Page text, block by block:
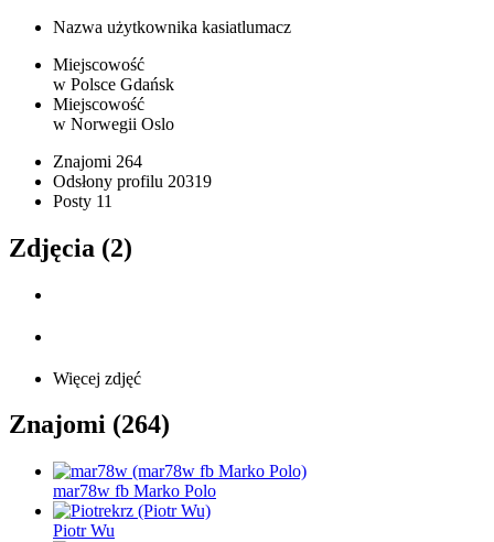
Nazwa użytkownika kasiatlumacz
Miejscowość
w Polsce Gdańsk
Miejscowość
w Norwegii Oslo
Znajomi 264
Odsłony profilu 20319
Posty 11
Zdjęcia (2)
Więcej zdjęć
Znajomi (264)
mar78w fb Marko Polo
Piotr Wu